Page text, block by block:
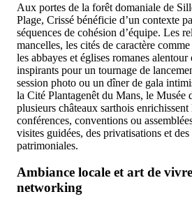
Aux portes de la forêt domaniale de
Plage, Crissé bénéficie d’un contexte
séquences de cohésion d’équipe. Les
mancelles, les cités de caractère
les abbayes et églises romanes
inspirants pour un tournage de
session photo ou un dîner de gala
la Cité Plantagenêt du Mans, le Musée
plusieurs châteaux sarthois
conférences, conventions ou
visites guidées, des privatisations et
patrimoniales.
Ambiance locale et art de
networking